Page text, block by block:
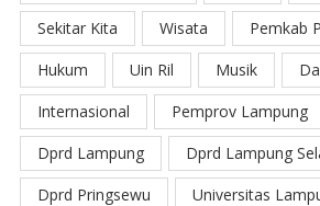
Sekitar Kita
Wisata
Pemkab
Hukum
Uin Ril Musik
Internasional
Pemprov Lampung
Dprd Lampung
Dprd Lampung
Dprd Pringsewu
Universitas